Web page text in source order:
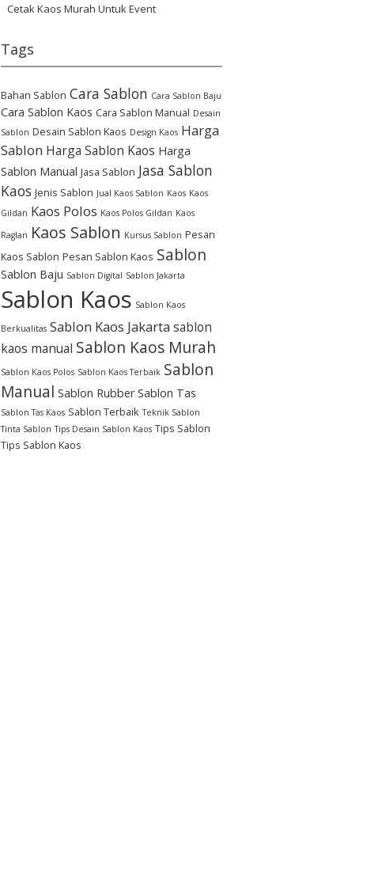
Cetak Kaos Murah Untuk Event
Tags
Bahan Sablon Cara Sablon Cara Sablon Baju
Cara Sablon Kaos Cara Sablon Manual Desain
Sablon Desain Sablon Kaos Design Kaos Harga
Sablon Harga Sablon Kaos Harga
Sablon Manual Jasa Sablon Jasa Sablon
Kaos Jenis Sablon Jual Kaos Sablon Kaos Kaos
Gildan Kaos Polos Kaos Polos Gildan Kaos
Raglan Kaos Sablon Kursus Sablon Pesan
Kaos Sablon Pesan Sablon Kaos Sablon
Sablon Baju Sablon Digital Sablon Jakarta
Sablon Kaos Sablon Kaos
Berkualitas Sablon Kaos Jakarta sablon
kaos manual Sablon Kaos Murah
Sablon Kaos Polos Sablon Kaos Terbaik Sablon
Manual Sablon Rubber Sablon Tas
Sablon Tas Kaos Sablon Terbaik Teknik Sablon
Tinta Sablon Tips Desain Sablon Kaos Tips Sablon
Tips Sablon Kaos